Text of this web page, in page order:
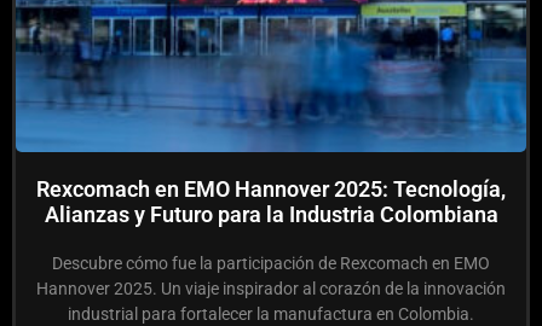
Rexcomach en EMO Hannover 2025: Tecnología,
Alianzas y Futuro para la Industria Colombiana
Descubre cómo fue la participación de Rexcomach en EMO
Hannover 2025. Un viaje inspirador al corazón de la innovación
industrial para fortalecer la manufactura en Colombia.